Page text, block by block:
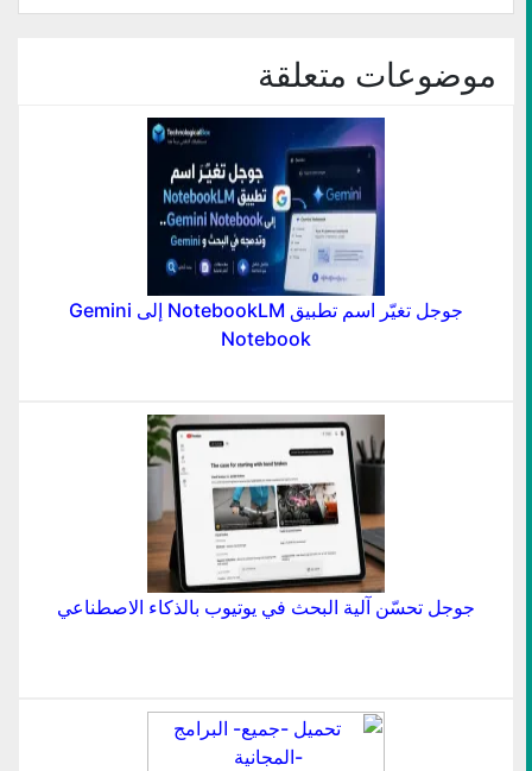
موضوعات متعلقة
جوجل تغيّر اسم تطبيق NotebookLM إلى Gemini
Notebook
جوجل تحسّن آلية البحث في يوتيوب بالذكاء الاصطناعي